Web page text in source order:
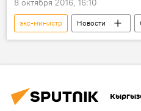
экс-министр Новости
спорт
В мире
чемпионат
ветеран